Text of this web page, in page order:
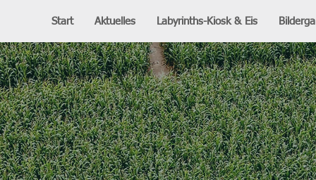
Start Aktuelles Labyrinths-Kiosk & Eis